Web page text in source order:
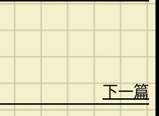
下一篇